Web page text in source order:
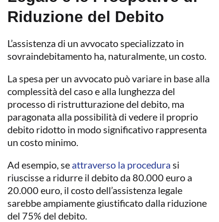
Riduzione del Debito
L’assistenza di un avvocato specializzato in
sovraindebitamento ha, naturalmente, un costo.
La spesa per un avvocato può variare in base alla
complessità del caso e alla lunghezza del
processo di ristrutturazione del debito, ma
paragonata alla possibilità di vedere il proprio
debito ridotto in modo significativo rappresenta
un costo minimo.
Ad esempio, se attraverso la procedura si
riuscisse a ridurre il debito da 80.000 euro a
20.000 euro, il costo dell’assistenza legale
sarebbe ampiamente giustificato dalla riduzione
del 75% del debito.